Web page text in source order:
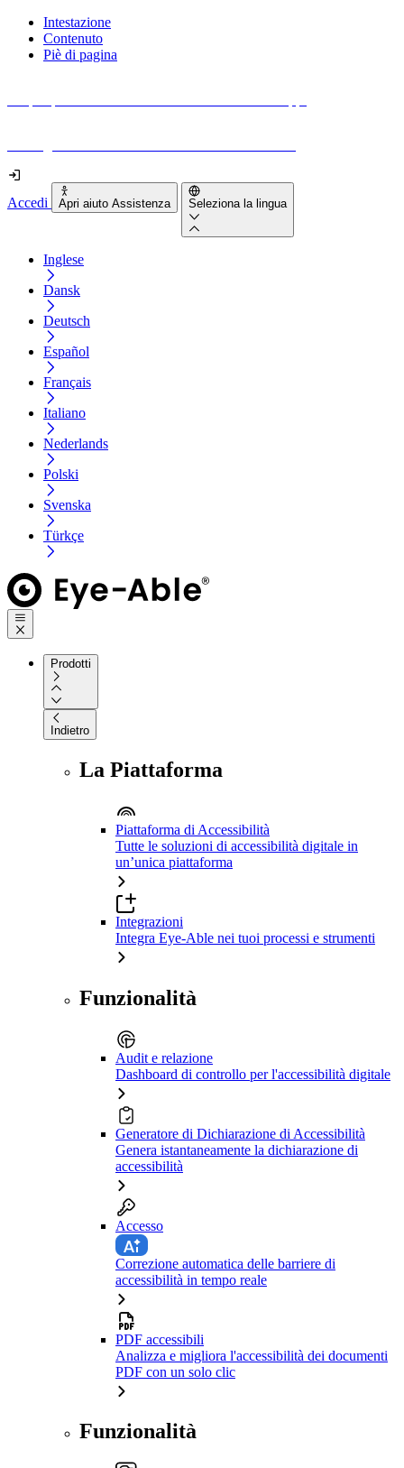
Intestazione
Contenuto
Piè di pagina
Accedi Apri aiuto Assistenza Seleziona la lingua
Inglese
Dansk
Deutsch
Español
Français
Italiano
Nederlands
Polski
Svenska
Türkçe
Prodotti
Indietro
La Piattaforma
Piattaforma di Accessibilità
Tutte le soluzioni di accessibilità digitale in
un’unica piattaforma
Integrazioni
Integra Eye-Able nei tuoi processi e strumenti
Funzionalità
Audit e relazione
Dashboard di controllo per l'accessibilità digitale
Generatore di Dichiarazione di Accessibilità
Genera istantaneamente la dichiarazione di
accessibilità
Accesso
Correzione automatica delle barriere di
accessibilità in tempo reale
PDF accessibili
Analizza e migliora l'accessibilità dei documenti
PDF con un solo clic
Funzionalità